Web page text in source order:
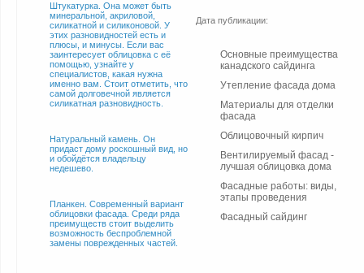
Штукатурка. Она может быть
минеральной, акриловой,
силикатной и силиконовой. У
этих разновидностей есть и
плюсы, и минусы. Если вас
заинтересует облицовка с её
помощью, узнайте у
специалистов, какая нужна
именно вам. Стоит отметить, что
самой долговечной является
силикатная разновидность.
Натуральный камень. Он
придаст дому роскошный вид, но
и обойдётся владельцу
недешево.
Планкен. Современный вариант
облицовки фасада. Среди ряда
преимуществ стоит выделить
возможность беспроблемной
замены поврежденных частей.
Дата публикации:
Основные преимущества
канадского сайдинга
Утепление фасада дома
Материалы для отделки
фасада
Облицовочный кирпич
Вентилируемый фасад -
лучшая облицовка дома
Фасадные работы: виды,
этапы проведения
Фасадный сайдинг